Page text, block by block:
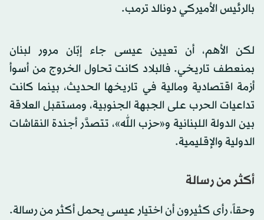
بالرئيس الأميركي دونالد ترمب.
لكن الأهم، أن تعيين عيسى جاء إبّان مرور لبنان
بمنعطف تاريخي. فالبلاد كانت تحاول الخروج من أسوأ
أزمة اقتصادية ومالية في تاريخها الحديث، بينما كانت
تداعيات الحرب على الجبهة الجنوبية، ومستقبل العلاقة
بين الدولة اللبنانية و«حزب الله»، تتصدَّر أجندة النقاشات
الدولية والإقليمية.
أكثر من رسالة
وحقاً، رأى كثيرون أن اختيار عيسى يحمل أكثر من رسالة.